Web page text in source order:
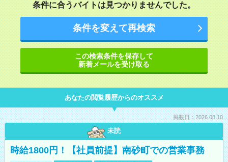
条件に合うバイトは見つかりませんでした。
条件を変えて再検索
この検索条件を保存して
新着メールを受け取る
あなたの閲覧履歴からのオススメ
掲載日：2026.08.10
未読
時給1800円！【社員前提】南砂町での営業事務